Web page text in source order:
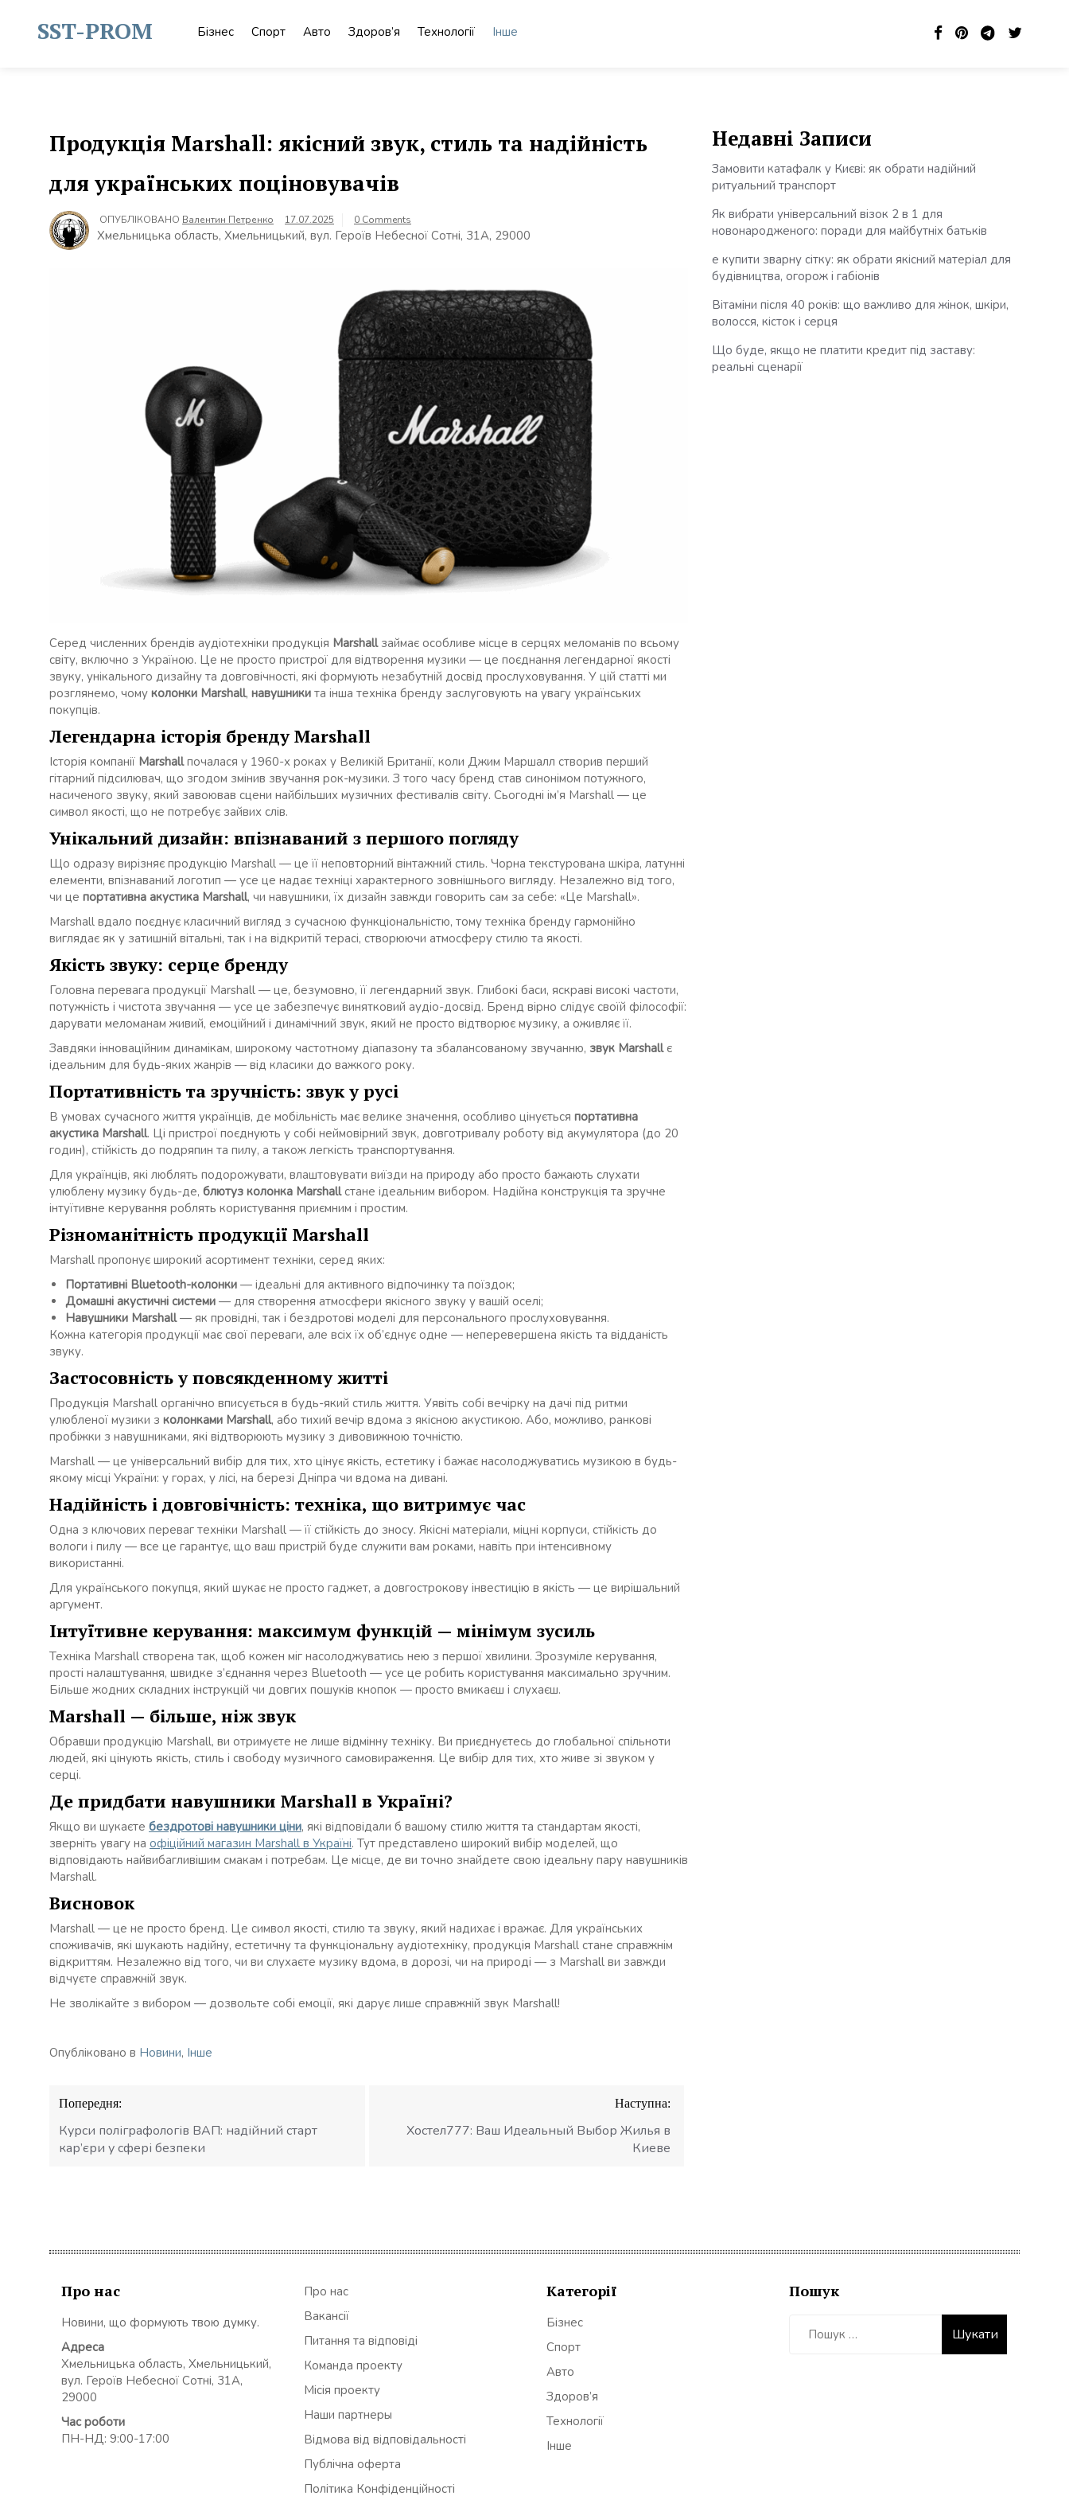
contentSST-PROM Бізнес Спорт Авто Здоров’я Технології Інше
Продукція Marshall: якісний звук, стиль та надійність
для українських поціновувачів
ОПУБЛІКОВАНО Валентин Петренко 17.07.2025 0 Comments
Хмельницька область, Хмельницький, вул. Героїв Небесної Сотні, 31А, 29000
Серед численних брендів аудіотехніки продукція Marshallзаймає особливе місце в серцях меломанів по всьому
світу, включно з Україною. Це не просто пристрої для відтворення музики — це поєднання легендарної якості
звуку, унікального дизайну та довговічності, які формують незабутній досвід прослуховування. У цій статті ми
розглянемо, чому колонки Marshall, навушники та інша техніка бренду заслуговують на увагу українських
покупців.
Легендарна історія бренду Marshall
Історія компанії Marshallпочалася у 1960-х роках у Великій Британії, коли Джим Маршалл створив перший
гітарний підсилювач, що згодом змінив звучання рок-музики. З того часу бренд став синонімом потужного,
насиченого звуку, який завоював сцени найбільших музичних фестивалів світу. Сьогодні ім’я Marshall — це
символ якості, що не потребує зайвих слів.
Унікальний дизайн: впізнаваний з першого погляду
Що одразу вирізняє продукцію Marshall — це її неповторний вінтажний стиль. Чорна текстурована шкіра, латунні
елементи, впізнаваний логотип — усе це надає техніці характерного зовнішнього вигляду. Незалежно від того,
чи це портативна акустика Marshall, чи навушники, їх дизайн завжди говорить сам за себе: «Це Marshall».
Marshall вдало поєднує класичний вигляд з сучасною функціональністю, тому техніка бренду гармонійно
виглядає як у затишній вітальні, так і на відкритій терасі, створюючи атмосферу стилю та якості.
Якість звуку: серце бренду
Головна перевага продукції Marshall — це, безумовно, її легендарний звук. Глибокі баси, яскраві високі частоти,
потужність і чистота звучання — усе це забезпечує винятковий аудіо-досвід. Бренд вірно слідує своїй філософії:
дарувати меломанам живий, емоційний і динамічний звук, який не просто відтворює музику, а оживляє її.
Завдяки інноваційним динамікам, широкому частотному діапазону та збалансованому звучанню, звук Marshallє
ідеальним для будь-яких жанрів — від класики до важкого року.
Портативність та зручність: звук у русі
В умовах сучасного життя українців, де мобільність має велике значення, особливо цінується портативна
акустика Marshall. Ці пристрої поєднують у собі неймовірний звук, довготривалу роботу від акумулятора (до 20
годин), стійкість до подряпин та пилу, а також легкість транспортування.
Для українців, які люблять подорожувати, влаштовувати виїзди на природу або просто бажають слухати
улюблену музику будь-де, блютуз колонка Marshallстане ідеальним вибором. Надійна конструкція та зручне
інтуїтивне керування роблять користування приємним і простим.
Різноманітність продукції Marshall
Marshall пропонує широкий асортимент техніки, серед яких:
Портативні Bluetooth-колонки — ідеальні для активного відпочинку та поїздок;
Домашні акустичні системи — для створення атмосфери якісного звуку у вашій оселі;
Навушники Marshall— як провідні, так і бездротові моделі для персонального прослуховування.
Кожна категорія продукції має свої переваги, але всіх їх об’єднує одне — неперевершена якість та відданість
звуку.
Застосовність у повсякденному житті
Продукція Marshall органічно вписується в будь-який стиль життя. Уявіть собі вечірку на дачі під ритми
улюбленої музики з колонками Marshall, або тихий вечір вдома з якісною акустикою. Або, можливо, ранкові
пробіжки з навушниками, які відтворюють музику з дивовижною точністю.
Marshall — це універсальний вибір для тих, хто цінує якість, естетику і бажає насолоджуватись музикою в будь-
якому місці України: у горах, у лісі, на березі Дніпра чи вдома на дивані.
Надійність і довговічність: техніка, що витримує час
Одна з ключових переваг техніки Marshall — її стійкість до зносу. Якісні матеріали, міцні корпуси, стійкість до
вологи і пилу — все це гарантує, що ваш пристрій буде служити вам роками, навіть при інтенсивному
використанні.
Для українського покупця, який шукає не просто гаджет, а довгострокову інвестицію в якість — це вирішальний
аргумент.
Інтуїтивне керування: максимум функцій — мінімум зусиль
Техніка Marshall створена так, щоб кожен міг насолоджуватись нею з першої хвилини. Зрозуміле керування,
прості налаштування, швидке з’єднання через Bluetooth — усе це робить користування максимально зручним.
Більше жодних складних інструкцій чи довгих пошуків кнопок — просто вмикаєш і слухаєш.
Marshall — більше, ніж звук
Обравши продукцію Marshall, ви отримуєте не лише відмінну техніку. Ви приєднуєтесь до глобальної спільноти
людей, які цінують якість, стиль і свободу музичного самовираження. Це вибір для тих, хто живе зі звуком у
серці.
Де придбати навушники Marshall в Україні?
Якщо ви шукаєте бездротові навушники ціни, які відповідали б вашому стилю життя та стандартам якості,
зверніть увагу на офіційний магазин Marshall в Україні. Тут представлено широкий вибір моделей, що
відповідають найвибагливішим смакам і потребам. Це місце, де ви точно знайдете свою ідеальну пару навушників
Marshall.
Висновок
Marshall — це не просто бренд. Це символ якості, стилю та звуку, який надихає і вражає. Для українських
споживачів, які шукають надійну, естетичну та функціональну аудіотехніку, продукція Marshall стане справжнім
відкриттям. Незалежно від того, чи ви слухаєте музику вдома, в дорозі, чи на природі — з Marshall ви завжди
відчуєте справжній звук.
Не зволікайте з вибором — дозвольте собі емоції, які дарує лише справжній звук Marshall!
Опубліковано в Новини, Інше
Навігація
записів
Попередня:
Курси поліграфологів ВАП: надійний старт
кар’єри у сфері безпеки
Наступна:
Хостел777: Ваш Идеальный Выбор Жилья в
Киеве
Недавні Записи
Замовити катафалк у Києві: як обрати надійний
ритуальний транспорт
Як вибрати універсальний візок 2 в 1 для
новонародженого: поради для майбутніх батьків
е купити зварну сітку: як обрати якісний матеріал для
будівництва, огорож і габіонів
Вітаміни після 40 років: що важливо для жінок, шкіри,
волосся, кісток і серця
Що буде, якщо не платити кредит під заставу:
реальні сценарії
Про нас
Новини, що формують твою думку.
Адреса
Хмельницька область, Хмельницький,
вул. Героїв Небесної Сотні, 31А,
29000
Час роботи
ПН-НД: 9:00-17:00
Про нас
Вакансії
Питання та відповіді
Команда проекту
Місія проекту
Наши партнеры
Відмова від відповідальності
Публічна оферта
Політика Конфіденційності
Категорії
Бізнес
Спорт
Авто
Здоров’я
Технології
Інше
Пошук